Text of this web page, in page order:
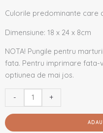
Culorile predominante care
Dimensiune: 18 x 24 x 8cm
NOTA! Pungile pentru
fata. Pentru imprimare
optiunea de mai jos.
- +